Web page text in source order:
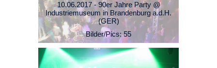
10.06.2017 - 90er Jahre Party @
Industriemuseum in Brandenburg a.d.H.
(GER)
Bilder/Pics: 55